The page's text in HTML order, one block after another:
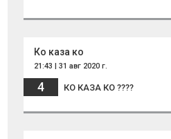
Ко каза ко
21:43 | 31 авг 2020 г.
4 КО КАЗА КО ????